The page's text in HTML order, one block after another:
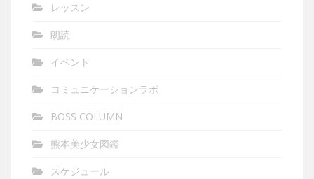
レッスン
朗読
イベント
コミュニケーションラボ
BOSS COLUMN
熊本美少女図鑑
スケジュール